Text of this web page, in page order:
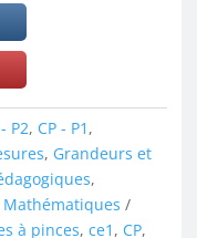
P2, CP - P1 ,
, Grandeurs et
,
Mathématiques
à pinces, ce1 , CP,